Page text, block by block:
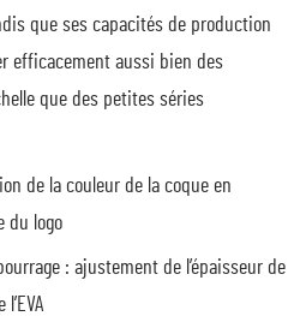
que ses capacités de production
efficacement aussi bien des
que des petites séries
de la couleur de la coque en
du logo
: ajustement de l’épaisseur de